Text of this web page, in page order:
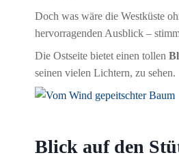
Doch was wäre die Westküste
hervorragenden Ausblick –
Die Ostseite bietet einen tollen
seinen vielen Lichtern, zu sehen.
Blick auf den